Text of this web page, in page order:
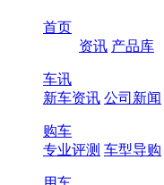
首页
资讯 产品库
车讯
新车资讯 公司新闻
购车
专业评测 车型导购